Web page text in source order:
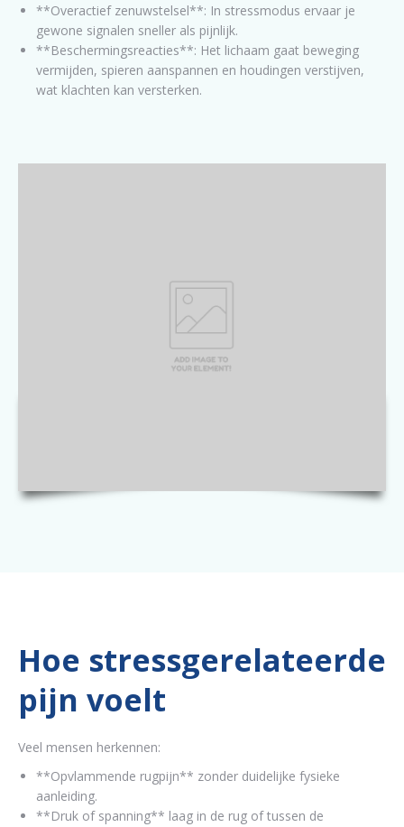
**Overactief zenuwstelsel**: In stressmodus ervaar je
gewone signalen sneller als pijnlijk.
**Beschermingsreacties**: Het lichaam gaat beweging
vermijden, spieren aanspannen en houdingen verstijven,
wat klachten kan versterken.
Hoe stressgerelateerde
pijn voelt
Veel mensen herkennen:
**Opvlammende rugpijn** zonder duidelijke fysieke
aanleiding.
**Druk of spanning** laag in de rug of tussen de